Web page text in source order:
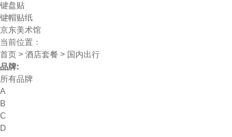
键盘贴
键帽贴纸
京东美术馆
当前位置：
首页 > 酒店套餐 > 国内出行
品牌:
所有品牌
A
B
C
D